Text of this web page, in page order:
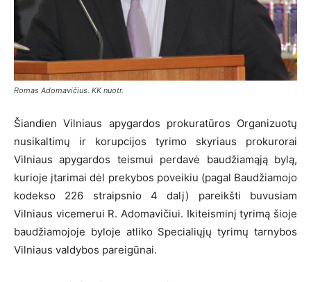
Romas Adomavičius. KK nuotr.
Šiandien Vilniaus apygardos prokuratūros Organizuotų
nusikaltimų ir korupcijos tyrimo skyriaus prokurorai
Vilniaus apygardos teismui perdavė baudžiamąją bylą,
kurioje įtarimai dėl prekybos poveikiu (pagal Baudžiamojo
kodekso 226 straipsnio 4 dalį) pareikšti buvusiam
Vilniaus vicemerui R. Adomavičiui. Ikiteisminį tyrimą šioje
baudžiamojoje byloje atliko Specialiųjų tyrimų tarnybos
Vilniaus valdybos pareigūnai.